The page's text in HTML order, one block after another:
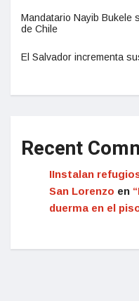
Mandatario Nayib Bukele
de Chile
El Salvador incrementa
Recent
IInstalan
San Lorenzo en
duerma en el